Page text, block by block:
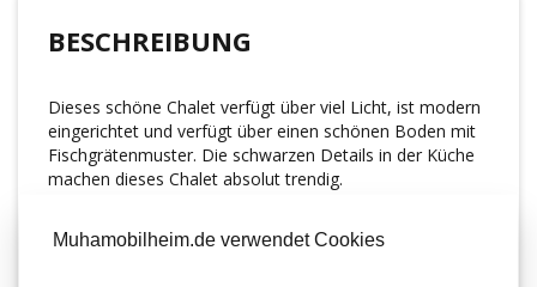
BESCHREIBUNG
Dieses schöne Chalet verfügt über viel Licht, ist modern
eingerichtet und verfügt über einen schönen Boden mit
Fischgrätenmuster. Die schwarzen Details in der Küche
machen dieses Chalet absolut trendig.
Der Preis des abgebildeten Modells mit
anthrazitfarbenen Fensterrahmen beträgt:
Muhamobilheim.de verwendet Cookies